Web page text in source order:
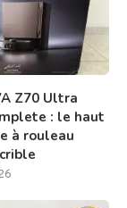
Z70 Ultra
: le haut
à rouleau